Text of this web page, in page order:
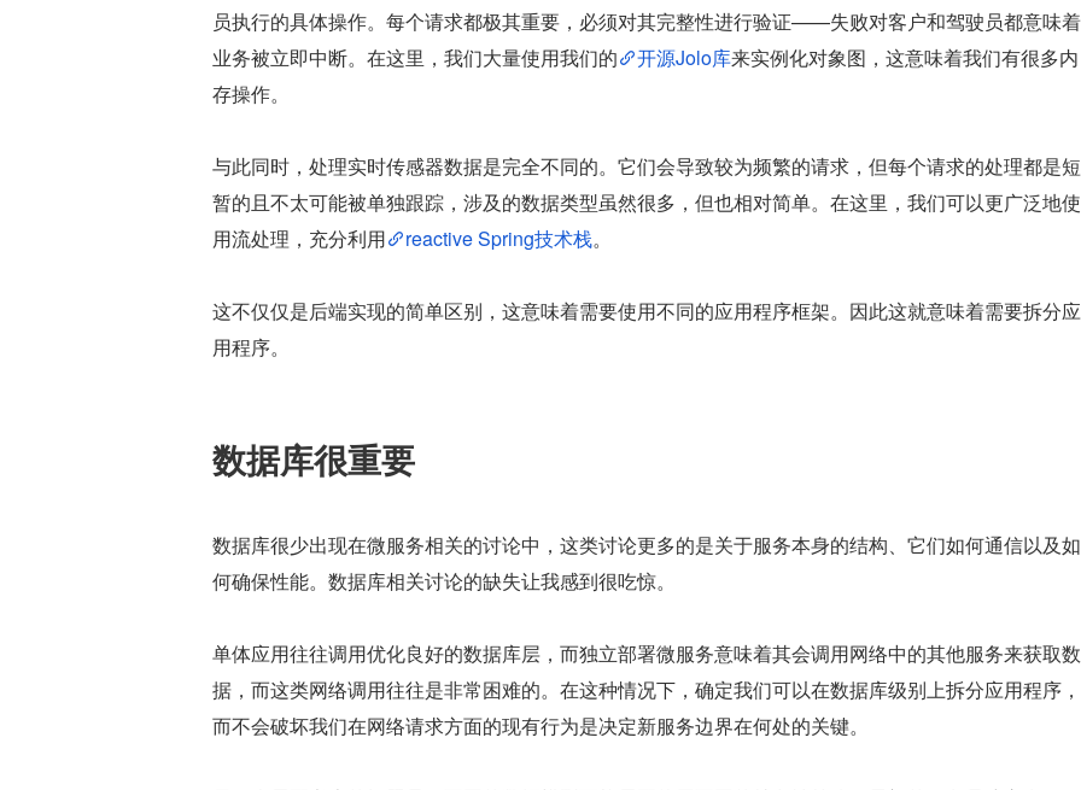
员执行的具体操作。每个请求都极其重要，必须对其完整性进行验证——失败对客户和驾驶员都意味着
业务被立即中断。在这里，我们大量使用我们的
开源Jolo库来实例化对象图，这意味着我们有很多内
存操作。
与此同时，处理实时传感器数据是完全不同的。它们会导致较为频繁的请求，但每个请求的处理都是短
暂的且不太可能被单独跟踪，涉及的数据类型虽然很多，但也相对简单。在这里，我们可以更广泛地使
用流处理，充分利用
reactive Spring技术栈。
这不仅仅是后端实现的简单区别，这意味着需要使用不同的应用程序框架。因此这就意味着需要拆分应
用程序。
数据库很重要
数据库很少出现在微服务相关的讨论中，这类讨论更多的是关于服务本身的结构、它们如何通信以及如
何确保性能。数据库相关讨论的缺失让我感到很吃惊。
单体应用往往调用优化良好的数据库层，而独立部署微服务意味着其会调用网络中的其他服务来获取数
据，而这类网络调用往往是非常困难的。在这种情况下，确定我们可以在数据库级别上拆分应用程序，
而不会破坏我们在网络请求方面的现有行为是决定新服务边界在何处的关键。